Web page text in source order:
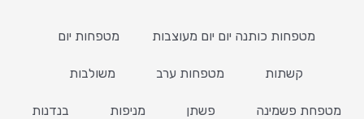
מטפחות כותנה יום יום מעוצבות מטפחות יום
קשתות מטפחות ערב משולבות
מטפחת פשמינה פשתן מניפות בנדנות